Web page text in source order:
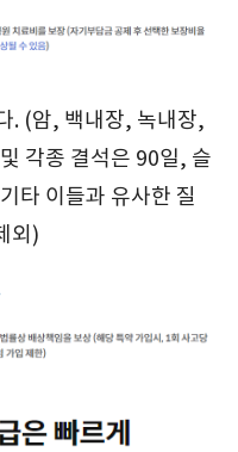
. (암, 백내장, 녹내장,
각종 결석은 90일, 슬
타 이들과 유사한 질
외)